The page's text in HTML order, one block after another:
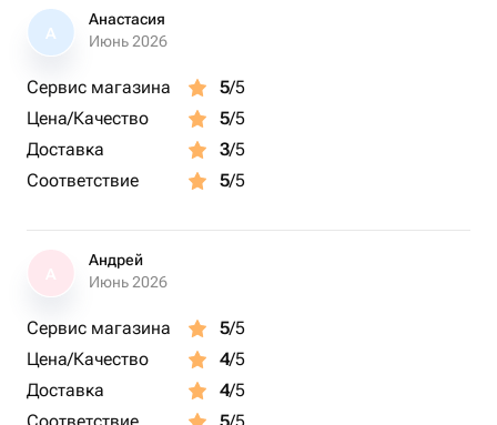
А
Анастасия
Июнь 2026
Сервис магазина 5/5
Цена/Качество
5/5
Доставка
3/5
Соответствие
5/5
Андрей
Июнь 2026
Сервис магазина 5/5
Цена/Качество
4/5
Доставка
4/5